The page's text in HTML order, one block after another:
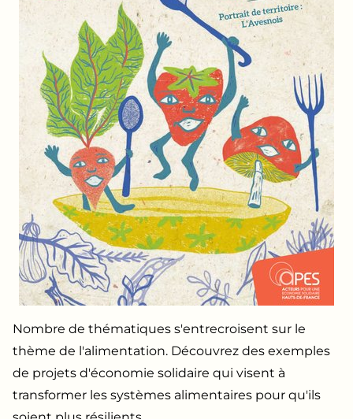
Nombre de thématiques s'entrecroisent sur le
thème de l'alimentation. Découvrez des exemples
de projets d'économie solidaire qui visent à
transformer les systèmes alimentaires pour qu'ils